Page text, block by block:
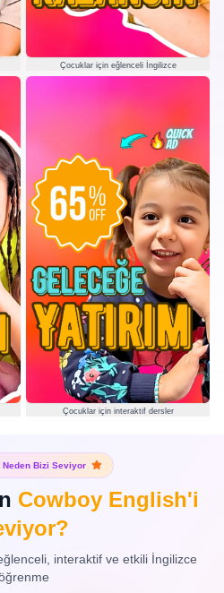
Çocuklar için eğlenceli İngilizce
Çocuklar için interaktif dersler
Neden Bizi Seviyor
Cowboy English'i
interaktif ve etkili İngilizce